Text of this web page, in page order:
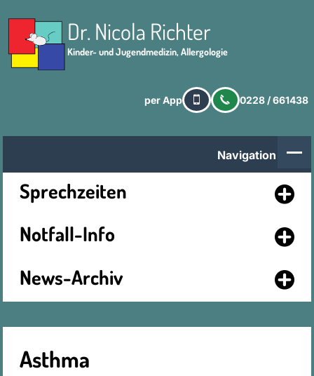
Dr. Nicola Richter
Kinder- und Jugendmedizin, Allergologie
per App 0228 / 661438
Asthma
Navigation
Sprechzeiten
Notfall-Info
News-Archiv